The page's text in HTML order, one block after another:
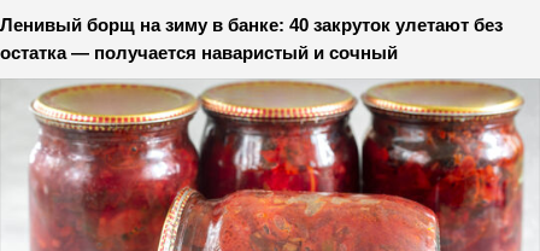
Ленивый борщ на зиму в банке: 40 закруток улетают без
остатка — получается наваристый и сочный